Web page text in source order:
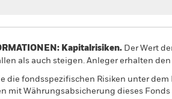
Kapitalrisiken. Der Wert
als auch steigen. Anleger erhalten
die fondsspezifischen Risiken unter dem
mit Währungsabsicherung dieses